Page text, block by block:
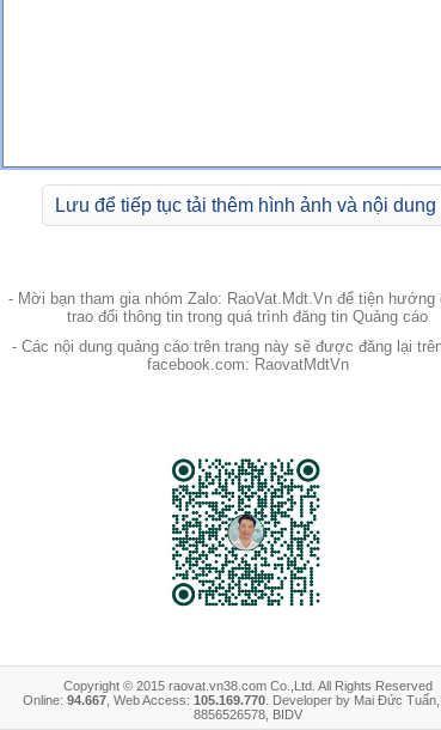
Lưu để tiếp tục tải thêm hình ảnh và nội dung
- Mời bạn tham gia nhóm Zalo: RaoVat.Mdt.Vn để tiện hướng
trao đổi thông tin trong quá trình đăng tin Quảng cáo
- Các nội dung quảng cáo trên trang này sẽ được đăng lại
facebook.com: RaovatMdtVn
Copyright © 2015 raovat.vn38.com Co.,Ltd. All Rights Reserved
Online: 94.667 , Web Access: 105.169.770 . Developer by Mai Đức
8856526578, BIDV